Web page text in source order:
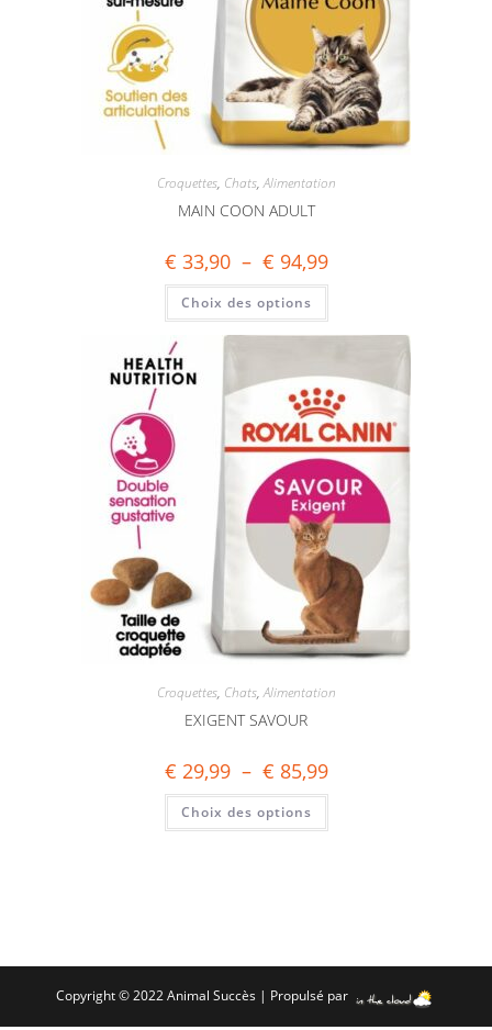
Croquettes, Chats,Alimentation
MAIN COON ADULT
€ 33,90 – € 94,99
Choix des options
Croquettes, Chats,Alimentation
EXIGENT SAVOUR
€ 29,99 – € 85,99
Choix des options
Copyright © 2022 Animal Succès | Propulsé par